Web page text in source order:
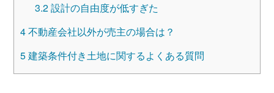
3.2設計の自由度が低すぎた
4不動産会社以外が売主の場合は？
5建築条件付き土地に関するよくある質問